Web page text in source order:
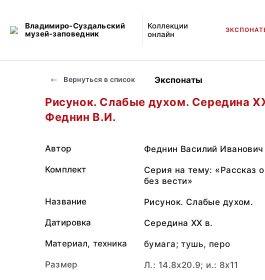
Владимиро-Суздальский
музей-заповедник
Коллекции
онлайн
Вернуться в список Экспонаты
Рисунок. Слабые духом. Середина
Феднин В.И.
Автор Феднин Василий Иванович
Комплект
Серия на тему: «Рассказ
без вести»
Название Рисунок. Слабые духом.
Датировка Середина ХХ в.
Материал, техника бумага; тушь, перо
Размер Л.: 14.8x20.9; и.: 8x11